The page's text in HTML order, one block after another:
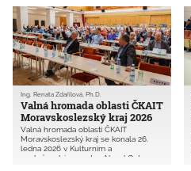
2 030 členů. Zúčastnilo se jí
92 autorizovaných osob (4,5 % všech
členů oblasti) a 17 hostů.
Valná hromada oblasti ČKAIT
Moravskoslezský kraj 2026
Ing. Renata Zdařilová, Ph.D.
Valná hromada oblasti ČKAIT
Moravskoslezský kraj se konala 26.
ledna 2026 v Kulturním a
společenském centru Akord Ostrava.